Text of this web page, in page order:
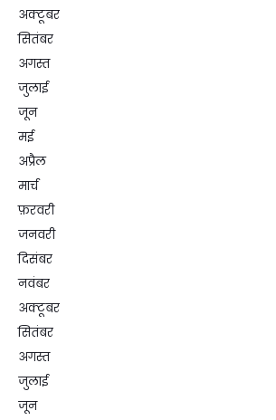
अक्टूबर
सितंबर
अगस्त
जुलाई
जून
मई
अप्रैल
मार्च
फ़रवरी
जनवरी
दिसंबर
नवंबर
अक्टूबर
सितंबर
अगस्त
जुलाई
जून